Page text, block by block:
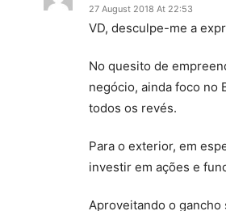
27 August 2018 At 22:53
VD, desculpe-me a
No quesito de
negócio, ainda foco no
todos os revés.
Para o exterior, em
investir em ações e
Aproveitando o